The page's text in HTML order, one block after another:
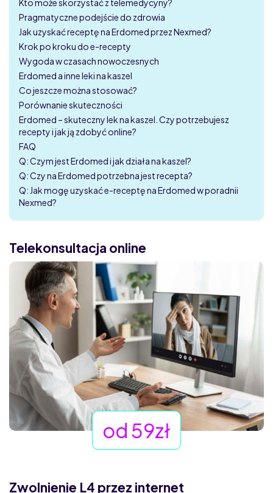
Kto może skorzystać z telemedycyny?
Pragmatyczne podejście do zdrowia
Jak uzyskać receptę na Erdomed przez Nexmed?
Krok po kroku do e-recepty
Wygoda w czasach nowoczesnych
Erdomed a inne leki na kaszel
Co jeszcze można stosować?
Porównanie skuteczności
Erdomed – skuteczny lek na kaszel. Czy potrzebujesz
recepty i jak ją zdobyć online?
FAQ
Q: Czym jest Erdomed i jak działa na kaszel?
Q: Czy na Erdomed potrzebna jest recepta?
Q: Jak mogę uzyskać e-receptę na Erdomed w poradnii
Nexmed?
Telekonsultacja online
od 59zł
Zwolnienie L4 przez internet